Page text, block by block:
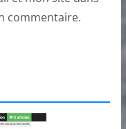
commentaire.